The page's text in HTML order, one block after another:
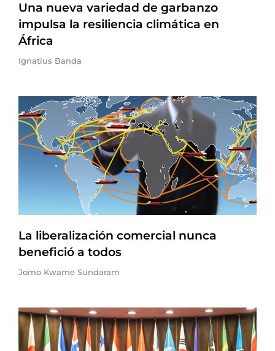
Una nueva variedad de garbanzo
impulsa la resiliencia climática en
África
Ignatius Banda
La liberalización comercial nunca
benefició a todos
Jomo Kwame Sundaram